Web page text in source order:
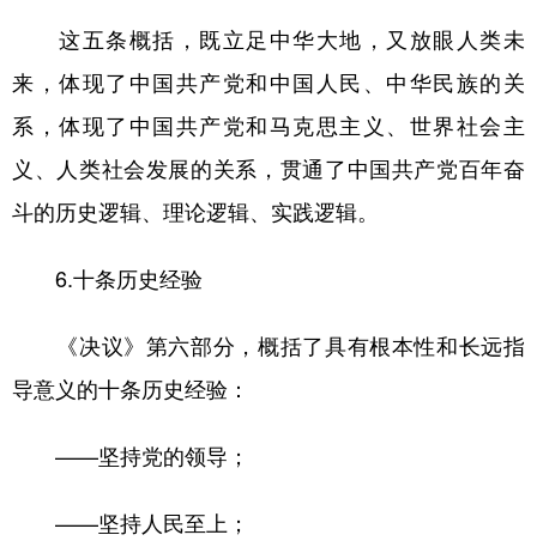
这五条概括，既立足中华大地，又放眼人类未
来，体现了中国共产党和中国人民、中华民族的关
系，体现了中国共产党和马克思主义、世界社会主
义、人类社会发展的关系，贯通了中国共产党百年奋
斗的历史逻辑、理论逻辑、实践逻辑。
6.十条历史经验
《决议》第六部分，概括了具有根本性和长远指
导意义的十条历史经验：
——坚持党的领导；
——坚持人民至上；